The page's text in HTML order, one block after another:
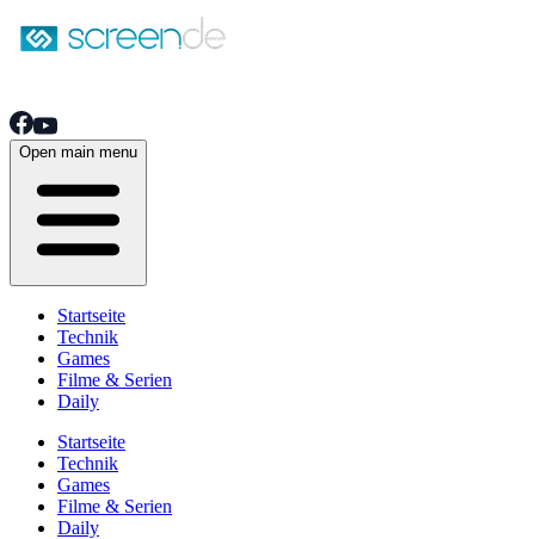
Open main menu
Startseite
Technik
Games
Filme & Serien
Daily
Startseite
Technik
Games
Filme & Serien
Daily